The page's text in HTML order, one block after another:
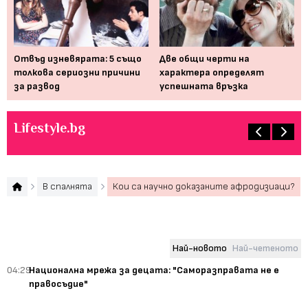
Отвъд изневярата: 5 също
толкова сериозни причини
за развод
Две общи черти на
характера определят
успешната връзка
Lifestyle.bg
В спалнята Кои са научно доказаните афродизиаци?
Най-новото Най-четеното
04:29Национална мрежа за децата: "Саморазправата не е
правосъдие"